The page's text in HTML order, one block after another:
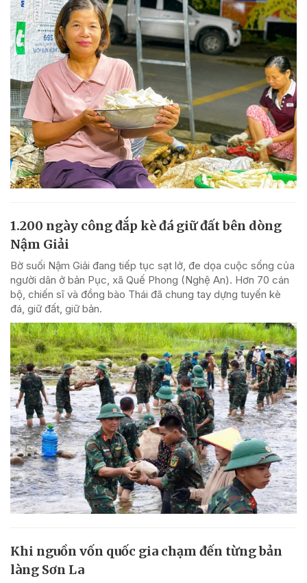
1.200 ngày công đắp kè đá giữ đất bên dòng
Nậm Giải
Bờ suối Nậm Giải đang tiếp tục sạt lở, đe dọa cuộc sống của
người dân ở bản Pục, xã Quế Phong (Nghệ An). Hơn 70 cán
bộ, chiến sĩ và đồng bào Thái đã chung tay dựng tuyến kè
đá, giữ đất, giữ bản.
Khi nguồn vốn quốc gia chạm đến từng bản
làng Sơn La